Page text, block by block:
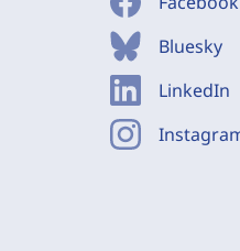
Bluesky
LinkedIn